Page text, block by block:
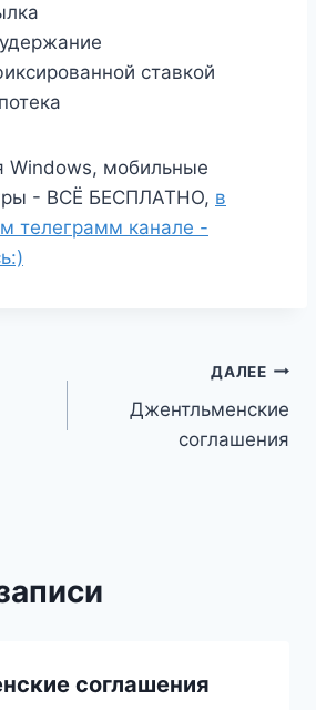
ставкой
мобильные
- ВСЁ БЕСПЛАТНО, в
телеграмм канале -
ДАЛЕЕ
Джентльменские
соглашения
соглашения